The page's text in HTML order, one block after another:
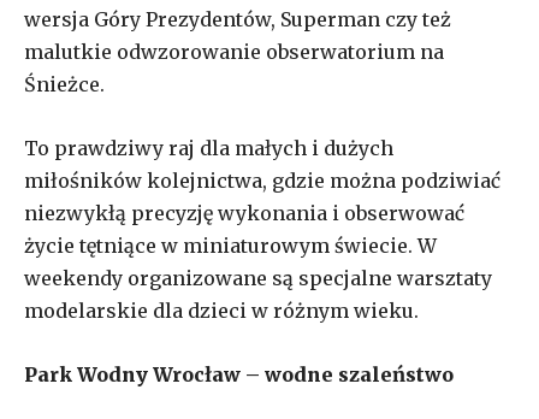
wersja Góry Prezydentów, Superman czy też
malutkie odwzorowanie obserwatorium na
Śnieżce.
To prawdziwy raj dla małych i dużych
miłośników kolejnictwa, gdzie można podziwiać
niezwykłą precyzję wykonania i obserwować
życie tętniące w miniaturowym świecie. W
weekendy organizowane są specjalne warsztaty
modelarskie dla dzieci w różnym wieku.
Park Wodny Wrocław – wodne szaleństwo